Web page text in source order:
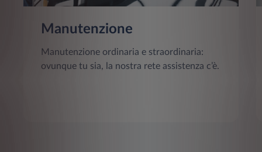
Manutenzione
Manutenzione ordinaria e straordinaria:
ovunque tu sia, la nostra rete assistenza c’è.